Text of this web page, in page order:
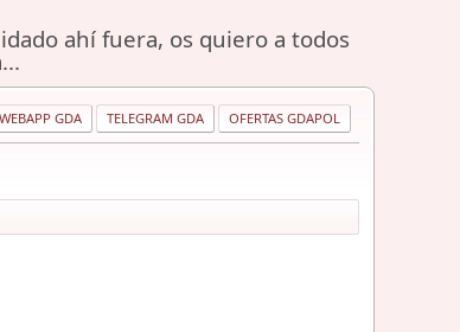
ahí fuera, os quiero a todos
WEBAPP GDA TELEGRAM GDA OFERTAS GDAPOL